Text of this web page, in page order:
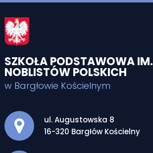
SZKOŁA PODSTAWOWA IM.
NOBLISTÓW POLSKICH
w Bargłowie Kościelnym
Adres pocztowy:
ul. Augustowska 8
16-320 Bargłów Kościelny